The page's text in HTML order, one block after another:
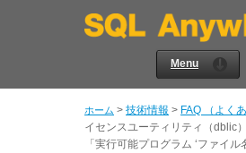
Menu
ホーム > 技術情報 > FAQ （よく
イセンスユーティリティ（dblic
「実行可能プログラム ‘ファイル